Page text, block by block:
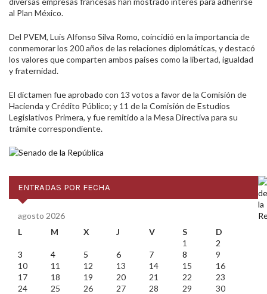
al Plan México.
Del PVEM, Luis Alfonso Silva Romo, coincidió en la importancia de
conmemorar los 200 años de las relaciones diplomáticas, y destacó
los valores que comparten ambos países como la libertad, igualdad
y fraternidad.
El dictamen fue aprobado con 13 votos a favor de la Comisión de
Hacienda y Crédito Público; y 11 de la Comisión de Estudios
Legislativos Primera, y fue remitido a la Mesa Directiva para su
trámite correspondiente.
ENTRADAS POR FECHA
agosto 2026
L
M X J V S
D
1
2
3
4 5 6 7 8
9
10
11 12 13 14 15
16
17
18 19 20 21 22
23
24
25 26 27 28 29
30